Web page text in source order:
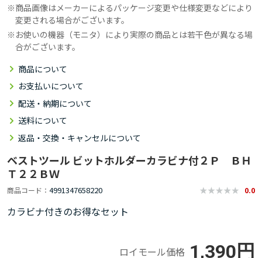
商品画像はメーカーによるパッケージ変更や仕様変更などにより
変更される場合がございます。
お使いの機器（モニタ）により実際の商品とは若干色が異なる場
合がございます。
商品について
お支払いについて
配送・納期について
送料について
返品・交換・キャンセルについて
ベストツール ビットホルダーカラビナ付２Ｐ ＢＨ
Ｔ２２ＢＷ
商品コード 4991347658220 0.0
カラビナ付きのお得なセット
ロイモール価格 1,390円